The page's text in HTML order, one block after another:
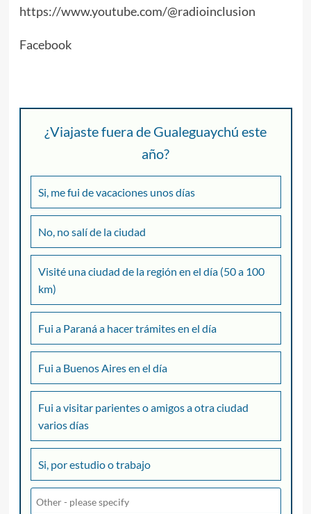
https://www.youtube.com/@radioinclusion
Facebook
¿Viajaste fuera de Gualeguaychú este
año?
Si, me fui de vacaciones unos días
No, no salí de la ciudad
Visité una ciudad de la región en el día (50 a 100
km)
Fui a Paraná a hacer trámites en el día
Fui a Buenos Aires en el día
Fui a visitar parientes o amigos a otra ciudad
varios días
Si, por estudio o trabajo